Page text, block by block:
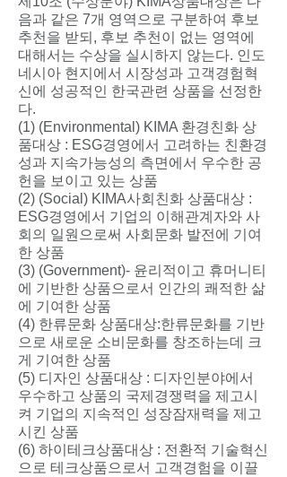
음과 같은 7개 영역으로 구분하여 후보
추천을 받되, 후보 추천이 없는 영역에
대해서는 수상을 실시하지 않는다. 인도
네시아 현지에서 시장성과 고객경험혁
신에 성공적인 한국관련 상품을 선정한
다.
(1) (Environmental) KIMA 환경친화 상
품대상 : ESG경영에서 고려하는 친환경
성과 지속가능성의 측면에서 우수한 공
헌을 보이고 있는 상품
(2) (Social) KIMA사회친화 상품대상 :
ESG경영에서 기업의 이해관계자와 사
회의 일원으로써 사회문화 발전에 기여
한 상품
(3) (Government)- 윤리적이고 휴머니티
에 기반한 상품으로서 인간의 쾌적한 삶
에 기여한 상품
(4) 한류문화 상품대상:한류문화를 기반
으로 새로운 소비문화를 창조하는데 크
게 기여한 상품
(5) 디자인 상품대상 : 디자인분야에서
우수하고 상품의 국제경쟁력을 제고시
켜 기업의 지속적인 성장잠재력을 제고
시킨 상품
(6) 하이테크상품대상 : 전환적 기술혁신
으로 테크상품으로서 고객경험을 이끌